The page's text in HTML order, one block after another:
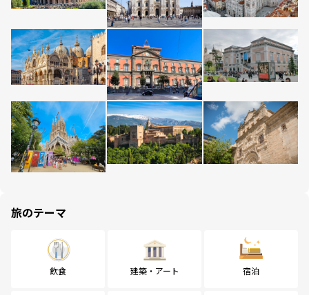
旅のテーマ
飲食 建築・アート 宿泊